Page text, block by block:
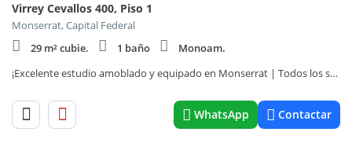
Virrey Cevallos 400, Piso 1
Monserrat, Capital Federal
29 m² cubie.
1 baño
Monoam.
¡Excelente estudio amoblado y equipado en Monserrat | Todos los servicios incluidos!
WhatsApp Contactar